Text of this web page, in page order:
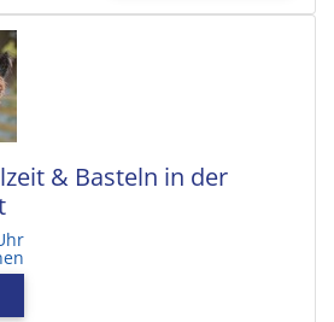
& Basteln in der